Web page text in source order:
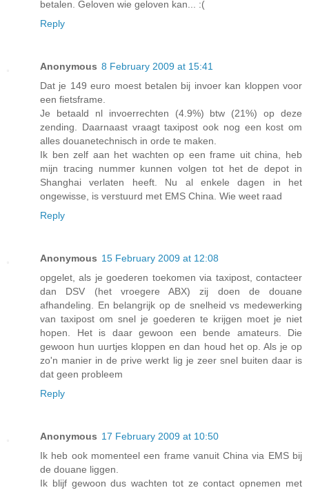
betalen. Geloven wie geloven kan... :(
Reply
Anonymous 8 February 2009 at 15:41
Dat je 149 euro moest betalen bij invoer kan kloppen voor
een fietsframe.
Je betaald nl invoerrechten (4.9%) btw (21%) op deze
zending. Daarnaast vraagt taxipost ook nog een kost om
alles douanetechnisch in orde te maken.
Ik ben zelf aan het wachten op een frame uit china, heb
mijn tracing nummer kunnen volgen tot het de depot in
Shanghai verlaten heeft. Nu al enkele dagen in het
ongewisse, is verstuurd met EMS China. Wie weet raad
Reply
Anonymous 15 February 2009 at 12:08
opgelet, als je goederen toekomen via taxipost, contacteer
dan DSV (het vroegere ABX) zij doen de douane
afhandeling. En belangrijk op de snelheid vs medewerking
van taxipost om snel je goederen te krijgen moet je niet
hopen. Het is daar gewoon een bende amateurs. Die
gewoon hun uurtjes kloppen en dan houd het op. Als je op
zo'n manier in de prive werkt lig je zeer snel buiten daar is
dat geen probleem
Reply
Anonymous 17 February 2009 at 10:50
Ik heb ook momenteel een frame vanuit China via EMS bij
de douane liggen.
Ik blijf gewoon dus wachten tot ze contact opnemen met